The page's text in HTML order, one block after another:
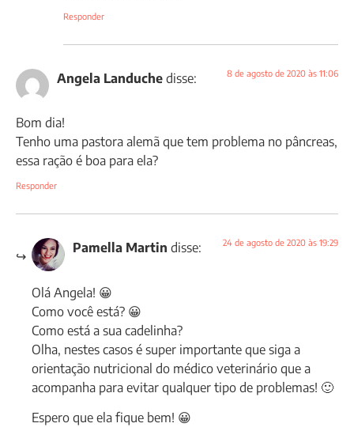
Responder
Angela Landuchedisse: 8 de agosto de 2020 às 11:06
Bom dia!
Tenho uma pastora alemã que tem problema no pâncreas,
essa ração é boa para ela?
Responder
Pamella Martin disse: 24 de agosto de 2020 às 19:29
Olá Angela! 😀
Como você está? 😀
Como está a sua cadelinha?
Olha, nestes casos é super importante que siga a
orientação nutricional do médico veterinário que a
acompanha para evitar qualquer tipo de problemas! 🙂
Espero que ela fique bem! 😀